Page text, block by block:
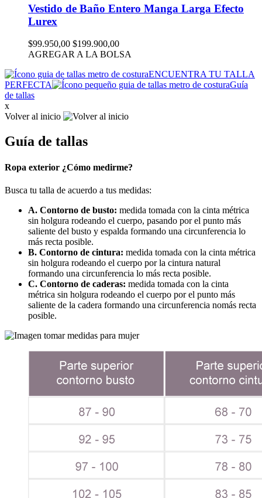
Vestido de Baño Entero Manga Larga Efecto
Lurex
$99.950,00 $199.900,00
AGREGAR A LA BOLSA
ENCUENTRA TU TALLA
PERFECTA
Guía
de tallas
x
Volver al inicio
Guía de tallas
Ropa exterior ¿Cómo medirme?
Busca tu talla de acuerdo a tus medidas:
A. Contorno de busto: medida tomada con la cinta métrica
sin holgura rodeando el cuerpo, pasando por el punto más
saliente del busto y espalda formando una circunferencia lo
más recta posible.
B. Contorno de cintura: medida tomada con la cinta métrica
sin holgura rodeando el cuerpo por la cintura natural
formando una circunferencia lo más recta posible.
C. Contorno de caderas: medida tomada con la cinta
métrica sin holgura rodeando el cuerpo por el punto más
saliente de la cadera formando una circunferencia nomás recta
posible.